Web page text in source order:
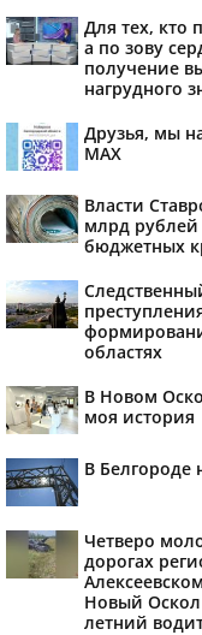
Для тех, кто
а по зову
получение
нагрудного
Друзья, мы
МАХ
Власти
млрд рублей
бюджетных
областях
В Новом
моя история
В Белгороде
Четверо
дорогах
Новый Оскол
летний